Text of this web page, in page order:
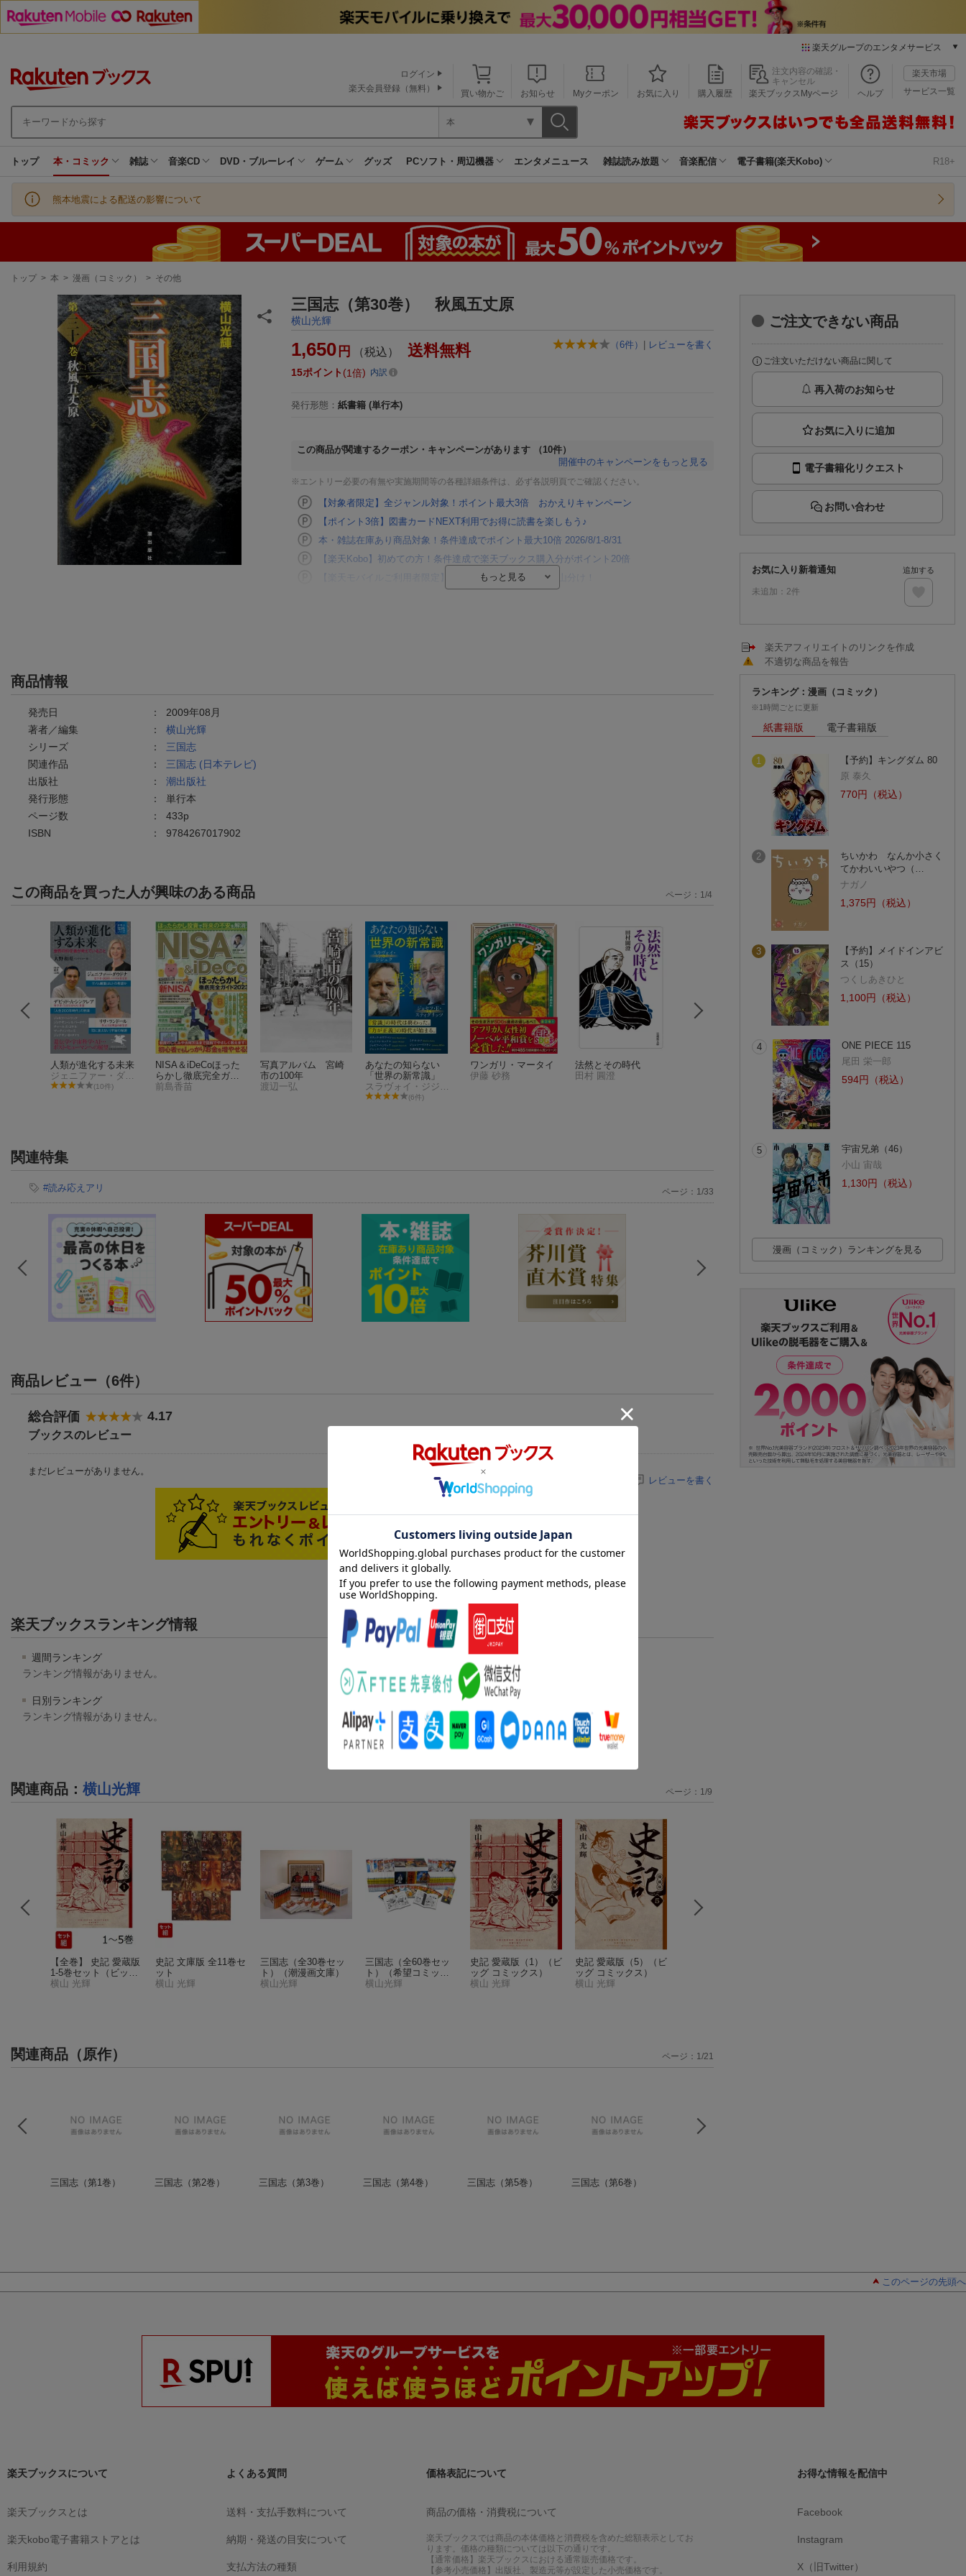
楽天グループのエンタメサービス
本/ゲーム/CD/DVD
楽天ブックス
楽天Kobo
楽天チケット
エンタメニュース
推し楽
買い物かご お知らせ Myクーポン お気に入り 購入履歴
注文内容の確認・
キャンセル
楽天ブックスMyページ
ヘルプ
楽天市場
サービス一覧
ログイン
楽天会員登録（無料）
本
トップ 本・コミック 雑誌 音楽CD DVD・ブルーレイ ゲーム グッズ PCソフト・周辺機器 エンタメニュース 雑誌読み放題 音楽配信 電子書籍(楽天Kobo) R18+
熊本地震による配送の影響について
現
トップ > 本 > 漫画（コミック） > その他
三国志（第30巻） 秋風五丈原
横山光輝
（6件） | レビューを書く
1,650 円 （税込） 送料無料
15ポイント 1倍 内訳
発行形態 ： 紙書籍 (単行本)
この商品が関連するクーポン・キャンペーンがあります
（10件）
開催中のキャンペーンをもっと見る
※エントリー必要の有無や実施期間等の各種詳細条件は、必ず各説明頁でご確認ください。
【対象者限定】全ジャンル対象！ポイント最大3倍 おかえりキャンペーン
【ポイント3倍】図書カードNEXT利用でお得に読書を楽しもう♪
本・雑誌在庫あり商品対象！条件達成でポイント最大10倍 2026/8/1-8/31
【楽天Kobo】初めての方！条件達成で楽天ブックス購入分がポイント20倍
【楽天モバイルご利用者限定】条件達成で100万ポイント山分け！
商品情報
発売日 ： 2009年08月
著者／編集
： 横山光輝
シリーズ
： 三国志
関連作品
： 三国志 (日本テレビ)
出版社
： 潮出版社
発行形態
： 単行本
ページ数
： 433p
ISBN
： 9784267017902
この商品を買った人が興味のある商品
人類が進化する未来
(10件)
NISA＆iDeCoほった
らかし徹底完全ガイ
ド（2023）
前島香苗
写真アルバム 宮崎
市の100年
渡辺一弘
あなたの知らない
「世界の新常識」
(6件)
ワンガリ・マータイ
伊藤 砂務
法然とその時代
田村 圓澄
いのちの選別はどう
して起こるのか
トーマス・フィッシャー
(1件)
意識をゆさぶる
マイケル・ポー
ページ： 1 /4
関連特集
#読み応えアリ ページ：1/33
商品レビュー（6件）
総合評価 4.17
ブックスのレビュー
まだレビューがありません。
レビューを書く
楽天ブックスランキング情報
週間ランキング
ランキング情報がありません。
日別ランキング
ランキング情報がありません。
関連商品 ： 横山光輝
【全巻】 史記 愛蔵版
1-5巻セット
（ビッグ
コミックス）
横山 光輝
史記 文庫版 全11巻セ
ット
横山 光輝
三国志（全30巻セッ
ト）
（潮漫画文庫）
横山光輝
三国志（全60巻セッ
ト）
（希望コミック
ス）
横山光輝
史記 愛蔵版（1）
（ビ
ッグ コミックス）
横山 光輝
史記 愛蔵版（5）
（ビ
ッグ コミックス）
横山 光輝
ページ： 1 /9
関連商品（原作） ページ：1/21
三国志（第1巻） 三国志（第2巻） 三国志（第3巻） 三国志（第4巻） 三国志（第5巻） 三国志（第6巻）
ご注文できない商品
ご注文いただけない商品に関して
再入荷のお知らせ
電子書籍化リクエスト
お問い合わせ
お気に入り新着通知
未追加： 2件
追加する
楽天アフィリエイトのリンクを作成
不適切な商品を報告
ランキング：漫画（コミック）
※1時間ごとに更新
紙書籍版 電子書籍版
1
【予約】キングダム 80
原 泰久
770円（税込）
2
ちいかわ なんか小さく
てかわいいやつ（…
ナガノ
1,375円（税込）
3
【予約】メイドインアビ
ス（15）
つくしあきひと
1,100円（税込）
4
ONE PIECE 115
尾田 栄一郎
594円（税込）
5
宇宙兄弟（46）
小山 宙哉
1,130円（税込）
漫画（コミック）ランキングを見る
このページの先頭へ
楽天ブックスについて
楽天ブックスとは
楽天kobo電子書籍ストアとは
利用規約
よくある質問
送料・支払手数料について
納期・発送の目安について
支払方法の種類
価格表記について
商品の価格・消費税について
楽天ブックスでは商品の本体価格と消費税を含めた総額表示としてお
ります。価格の種類については以下の通りです。
【通常価格】楽天ブックスにおける通常販売価格です。
【参考小売価格】出版社、製造元等が設定した小売価格です。
お得な情報を配信中
Facebook
Instagram
X（旧Twitter）